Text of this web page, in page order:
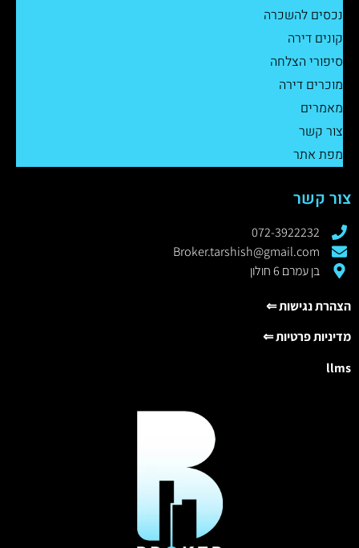
נכסים להשכרה
קונים דירה
סיפורי הצלחה
מוכרים דירה
מאמרים
צור קשר
מפת אתר
צור קשר
072-3922232
Broker.tarshish@gmail.com
בן עמרם 6 חולון
הצהרת נגישות ⇐
מדיניות פרטיות ⇐
llms